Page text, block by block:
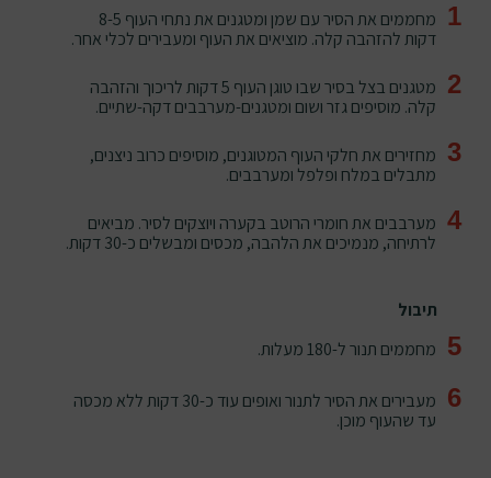
1
מחממים את הסיר עם שמן ומטגנים את נתחי העוף 8-5
דקות להזהבה קלה. מוציאים את העוף ומעבירים לכלי אחר.
2
מטגנים בצל בסיר שבו טוגן העוף 5 דקות לריכוך והזהבה
קלה. מוסיפים גזר ושום ומטגנים-מערבבים דקה-שתיים.
3 מחזירים את חלקי העוף המטוגנים, מוסיפים כרוב ניצנים,
מתבלים במלח ופלפל ומערבבים.
4 מערבבים את חומרי הרוטב בקערה ויוצקים לסיר. מביאים
לרתיחה, מנמיכים את הלהבה, מכסים ומבשלים כ-30 דקות.
תיבול
5 מחממים תנור ל-180 מעלות.
6
מעבירים את הסיר לתנור ואופים עוד כ-30 דקות ללא מכסה
עד שהעוף מוכן.